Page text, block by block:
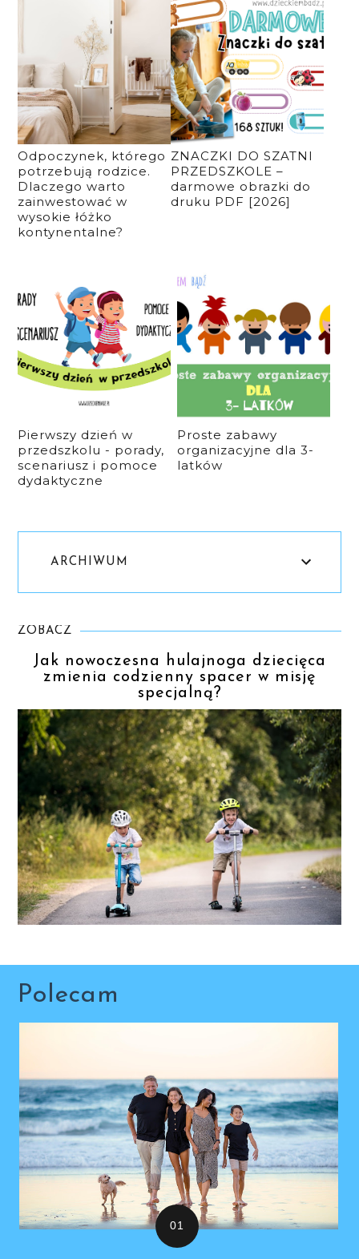
Odpoczynek, którego
potrzebują rodzice.
Dlaczego warto
zainwestować w
wysokie łóżko
kontynentalne?
ZNACZKI DO SZATNI
PRZEDSZKOLE –
darmowe obrazki do
druku PDF [2026]
Pierwszy dzień w
przedszkolu - porady,
scenariusz i pomoce
dydaktyczne
Proste zabawy
organizacyjne dla 3-
latków
ARCHIWUM
ZOBACZ
Jak nowoczesna hulajnoga dziecięca
zmienia codzienny spacer w misję
specjalną?
Polecam